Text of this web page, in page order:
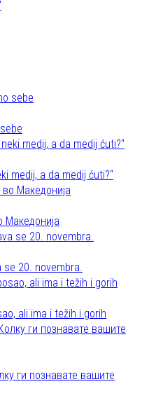
medij, a da medij ćuti?“
Македонија
20. novembra.
ali ima i težih i gorih
ги познавате вашите